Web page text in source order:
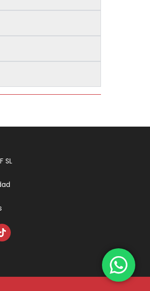
SL